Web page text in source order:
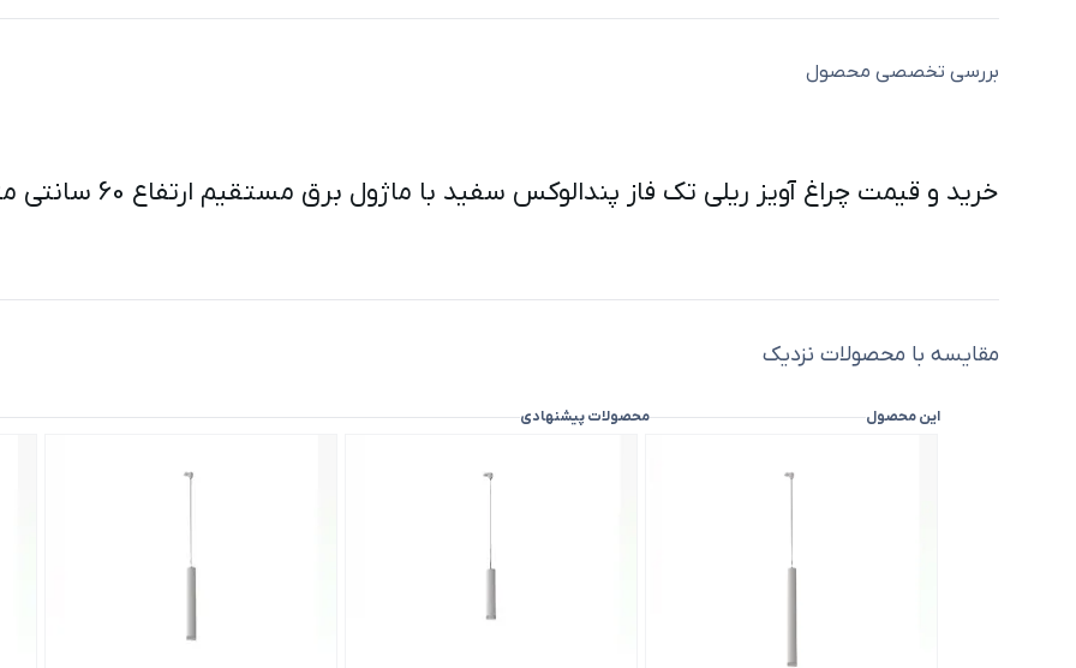
بررسی تخصصی محصول
خرید و قیمت چراغ آویز ریلی تک فاز پندالوکس سفید با ماژول برق مستقیم ارتفاع 60 سانتی متری 6 وات مازی نور ( ارسال فوری )
مقایسه با محصولات نزدیک
این محصول محصولات پیشنهادی